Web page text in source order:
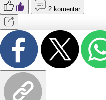
2 komentar